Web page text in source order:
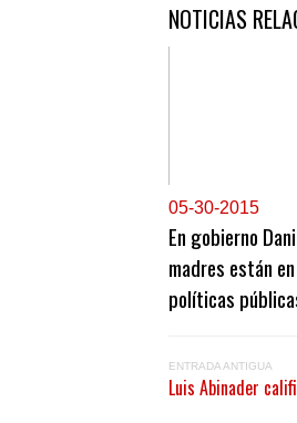
NOTICIAS
05-30-2015
En gobierno
madres están
políticas
ENTRADA ANTIGUA
Luis Abinader